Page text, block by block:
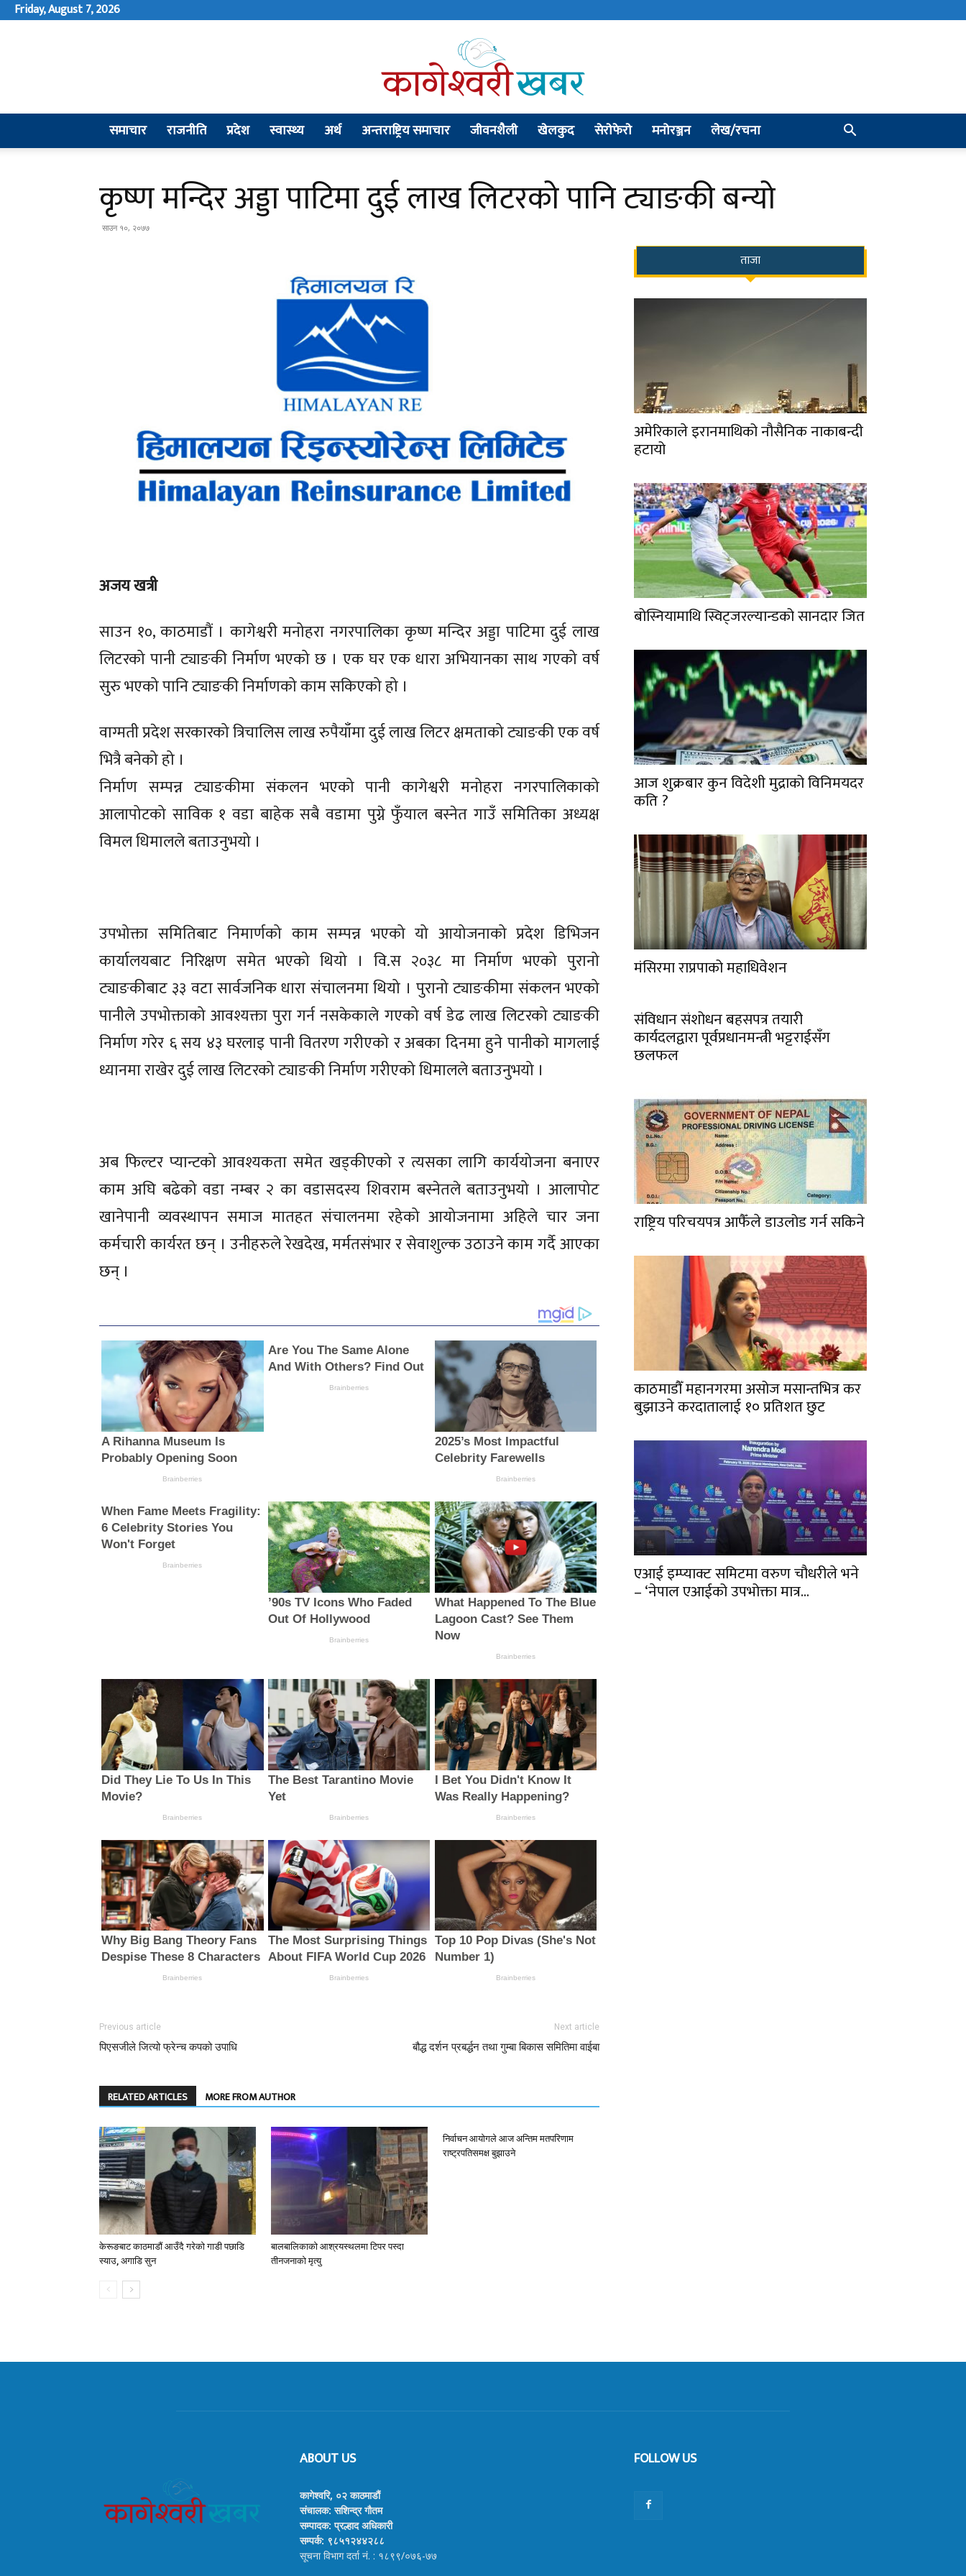
Friday, August 7, 2026
kageshworikhabar.com
समाचार राजनीति प्रदेश स्वास्थ्य अर्थ अन्तराष्ट्रिय समाचार जीवनशैली खेलकुद सेराेफेराे मनोरञ्जन लेख/रचना
कृष्ण मन्दिर अड्डा पाटिमा दुई लाख लिटरको पानि ट्याङकी बन्यो
साउन १०, २०७७
अजय खत्री
साउन १०, काठमाडौं । कागेश्वरी मनोहरा नगरपालिका कृष्ण मन्दिर अड्डा पाटिमा दुई लाख
लिटरको पानी ट्याङकी निर्माण भएको छ । एक घर एक धारा अभियानका साथ गएको वर्ष
सुरु भएको पानि ट्याङकी निर्माणको काम सकिएको हो ।
वाग्मती प्रदेश सरकारको त्रिचालिस लाख रुपैयाँमा दुई लाख लिटर क्षमताको ट्याङकी एक वर्ष
भित्रै बनेको हो ।
निर्माण सम्पन्न ट्याङकीमा संकलन भएको पानी कागेश्वरी मनोहरा नगरपालिकाको
आलापोटको साविक १ वडा बाहेक सबै वडामा पुग्ने फुँयाल बस्नेत गाउँ समितिका अध्यक्ष
विमल धिमालले बताउनुभयो ।
उपभोक्ता समितिबाट निमार्णको काम सम्पन्न भएको यो आयोजनाको प्रदेश डिभिजन
कार्यालयबाट निरिक्षण समेत भएको थियो । वि.स २०३८ मा निर्माण भएको पुरानो
ट्याङकीबाट ३३ वटा सार्वजनिक धारा संचालनमा थियो । पुरानो ट्याङकीमा संकलन भएको
पानीले उपभोक्ताको आवश्यक्ता पुरा गर्न नसकेकाले गएको वर्ष डेढ लाख लिटरको ट्याङकी
निर्माण गरेर ६ सय ४३ घरलाइ पानी वितरण गरीएको र अबका दिनमा हुने पानीको मागलाई
ध्यानमा राखेर दुई लाख लिटरको ट्याङकी निर्माण गरीएको धिमालले बताउनुभयो ।
अब फिल्टर प्यान्टको आवश्यकता समेत खड्कीएको र त्यसका लागि कार्ययोजना बनाएर
काम अघि बढेको वडा नम्बर २ का वडासदस्य शिवराम बस्नेतले बताउनुभयो । आलापोट
खानेपानी व्यवस्थापन समाज मातहत संचालनमा रहेको आयोजनामा अहिले चार जना
कर्मचारी कार्यरत छन् । उनीहरुले रेखदेख, मर्मतसंभार र सेवाशुल्क उठाउने काम गर्दै आएका
छन् ।
Previous article
पिएसजीले जित्यो फ्रेन्च कपको उपाधि
Next article
बौद्ध दर्शन प्रबर्द्धन तथा गुम्बा बिकास समितिमा वाईबा
RELATED ARTICLES MORE FROM AUTHOR
केरूङबाट काठमाडौं आउँदै गरेको गाडी पछाडि
स्याउ, अगाडि सुन
बालबालिकाको आश्रयस्थलमा टिपर पस्दा
तीनजनाको मृत्यु
निर्वाचन आयाेगले आज अन्तिम मतपरिणाम
राष्ट्रपतिसमक्ष बुझाउने
ताजा
अमेरिकाले इरानमाथिको नौसैनिक नाकाबन्दी
हटायो
बोस्नियामाथि स्विट्जरल्यान्डको सानदार जित
आज शुक्रबार कुन विदेशी मुद्राको विनिमयदर
कति ?
मंसिरमा राप्रपाको महाधिवेशन
संविधान संशोधन बहसपत्र तयारी
कार्यदलद्वारा पूर्वप्रधानमन्त्री भट्टराईसँग
छलफल
राष्ट्रिय परिचयपत्र आफैँले डाउलोड गर्न सकिने
काठमाडौँ महानगरमा असोज मसान्तभित्र कर
बुझाउने करदातालाई १० प्रतिशत छुट
एआई इम्प्याक्ट समिटमा वरुण चौधरीले भने
– ‘नेपाल एआईको उपभोक्ता मात्र...
ABOUT US
कागेश्वरि, ०२ काठमाडौं
संचालक: सशिन्द्र गौतम
सम्पादक: प्रल्हाद अधिकारी
सम्पर्क: ९८५१२४४२८८
सूचना विभाग दर्ता नं. : १८९९/०७६-७७
FOLLOW US